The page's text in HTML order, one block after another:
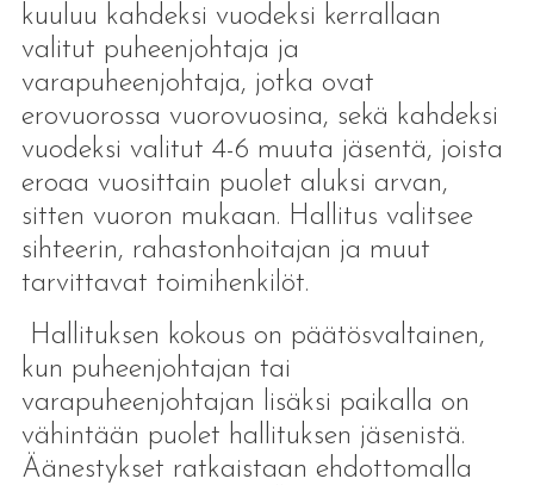
kuuluu kahdeksi vuodeksi kerrallaan
valitut puheenjohtaja ja
varapuheenjohtaja, jotka ovat
erovuorossa vuorovuosina, sekä kahdeksi
vuodeksi valitut 4-6 muuta jäsentä, joista
eroaa vuosittain puolet aluksi arvan,
sitten vuoron mukaan. Hallitus valitsee
sihteerin, rahastonhoitajan ja muut
tarvittavat toimihenkilöt.
Hallituksen kokous on päätösvaltainen,
kun puheenjohtajan tai
varapuheenjohtajan lisäksi paikalla on
vähintään puolet hallituksen jäsenistä.
Äänestykset ratkaistaan ehdottomalla